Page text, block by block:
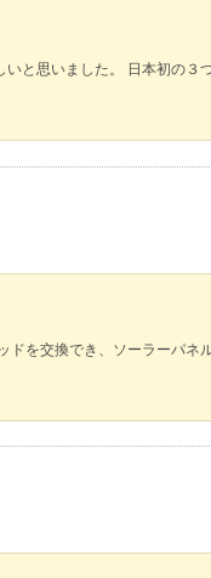
と思いました。 日本初の３
ドを交換でき、ソーラーパネ